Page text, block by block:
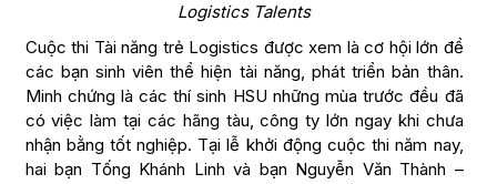
Logistics Talents
Cuộc thi Tài năng trẻ Logistics được xem là cơ hội lớn để
các bạn sinh viên thể hiện tài năng, phát triển bản thân.
Minh chứng là các thí sinh HSU những mùa trước đều đã
có việc làm tại các hãng tàu, công ty lớn ngay khi chưa
nhận bằng tốt nghiệp. Tại lễ khởi động cuộc thi năm nay,
hai bạn Tống Khánh Linh và bạn Nguyễn Văn Thành –